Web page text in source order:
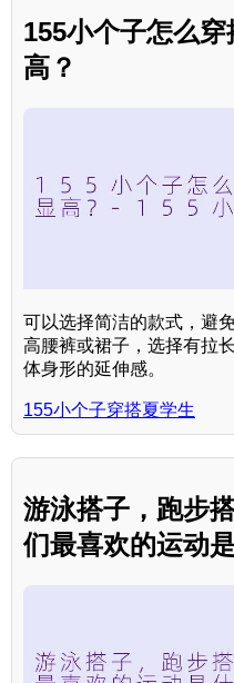
155小个子怎么
高？
可以选择简洁的款式，避
高腰裤或裙子，选择有拉
体身形的延伸感。
155小个子穿搭夏学生
游泳搭子，跑步
们最喜欢的运动